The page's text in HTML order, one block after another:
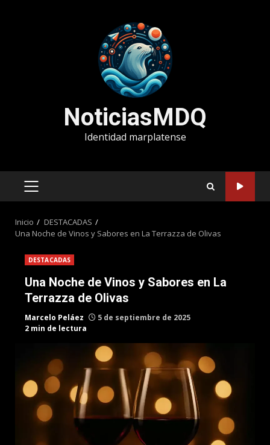
NoticiasMDQ
Identidad marplatense
MENÚ
Inicio
DESTACADAS
Una Noche de Vinos y Sabores en La Terrazza de Olivas
DESTACADAS
Una Noche de Vinos y Sabores en La
Terrazza de Olivas
Marcelo Peláez
5 de septiembre de 2025
2 min de lectura